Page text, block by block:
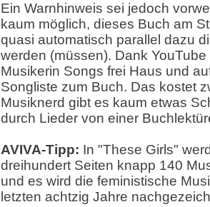
Ein Warnhinweis sei jedoch
kaum möglich, dieses Buch am
quasi automatisch parallel dazu
werden (müssen). Dank
Musikerin Songs frei Haus und
Songliste zum Buch. Das kostet
Musiknerd gibt es kaum etwas
durch Lieder von einer
AVIVA-Tipp: In "These Girls"
dreihundert Seiten knapp 140
und es wird die feministische
letzten achtzig Jahre